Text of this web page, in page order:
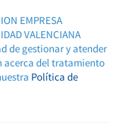
EMPRESA
VALENCIANA
de gestionar y atender
acerca del tratamiento
Política de